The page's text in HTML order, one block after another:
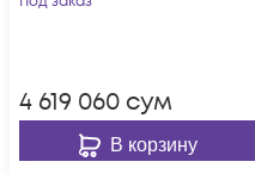
4 619 060 сум
В корзину